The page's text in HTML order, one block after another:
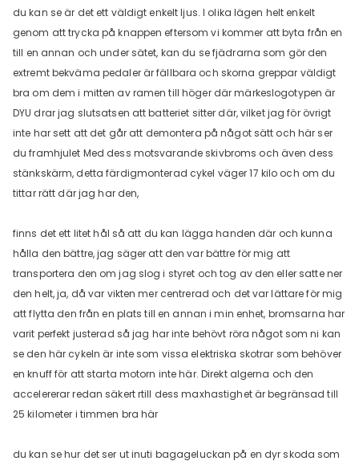
du kan se är det ett väldigt enkelt ljus. I olika lägen helt enkelt
genom att trycka på knappen eftersom vi kommer att byta från en
till en annan och under sätet, kan du se fjädrarna som gör den
extremt bekväma pedaler är fällbara och skorna greppar väldigt
bra om dem i mitten av ramen till höger där märkeslogotypen är
DYU drar jag slutsatsen att batteriet sitter där, vilket jag för övrigt
inte har sett att det går att demontera på något sätt och här ser
du framhjulet Med dess motsvarande skivbroms och även dess
stänkskärm, detta färdigmonterad cykel väger 17 kilo och om du
tittar rätt där jag har den,
finns det ett litet hål så att du kan lägga handen där och kunna
hålla den bättre, jag säger att den var bättre för mig att
transportera den om jag slog i styret och tog av den eller satte ner
den helt, ja, då var vikten mer centrerad och det var lättare för mig
att flytta den från en plats till en annan i min enhet, bromsarna har
varit perfekt justerad så jag har inte behövt röra något som ni kan
se den här cykeln är inte som vissa elektriska skotrar som behöver
en knuff för att starta motorn inte här. Direkt algerna och den
accelererar redan säkert rtill dess maxhastighet är begränsad till
25 kilometer i timmen bra här
du kan se hur det ser ut inuti bagageluckan på en dyr skoda som